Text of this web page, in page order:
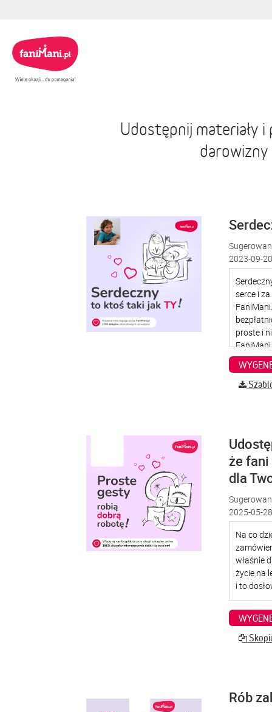
Udostępnij materiały
2023-09-
że
dla
2025-05-
Rób